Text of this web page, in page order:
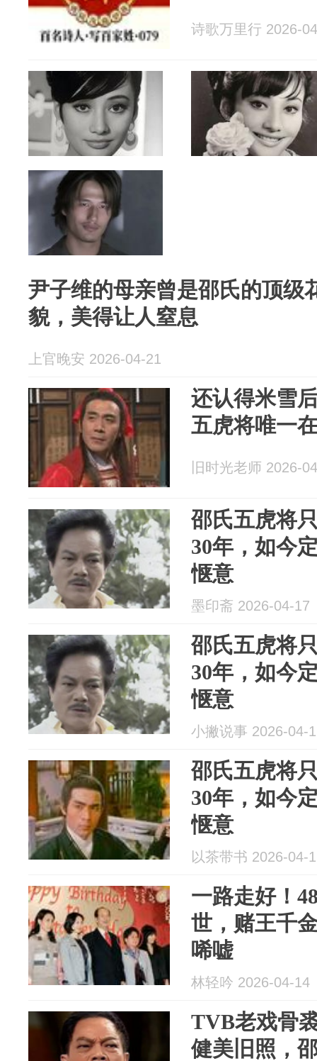
诗歌万里行 2026-
尹子维的母亲曾是邵氏的顶级
貌，美得让人窒息
上官晚安 2026-04-21
还认得米雪
五虎将唯一
旧时光老师 2026-
邵氏五虎将
30年，如今
惬意
墨印斋 2026-04-17
邵氏五虎将
30年，如今
惬意
小撇说事 2026-04-
邵氏五虎将
30年，如今
惬意
以茶带书 2026-04-
一路走好！
世，赌王千
唏嘘
林轻吟 2026-04-14
TVB老戏骨
健美旧照，